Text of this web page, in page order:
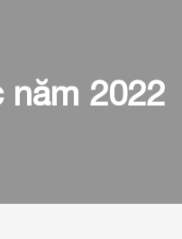
2022